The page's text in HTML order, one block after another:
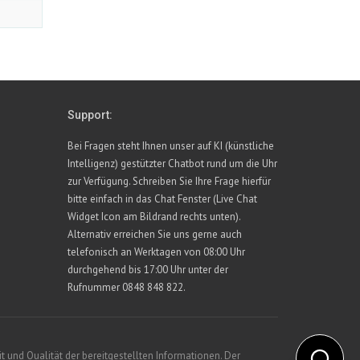
Support:
Bei Fragen steht Ihnen unser auf KI (künstliche
Intelligenz) gestützter Chatbot rund um die Uhr
zur Verfügung. Schreiben Sie Ihre Frage hierfür
bitte einfach in das Chat Fenster (Live Chat
Widget Icon am Bildrand rechts unten).
Alternativ erreichen Sie uns gerne auch
telefonisch an Werktagen von 08:00 Uhr
durchgehend bis 17:00 Uhr unter der
Rufnummer 0848 848 822.
und Qualität der bereitgestellten Informationen. Der